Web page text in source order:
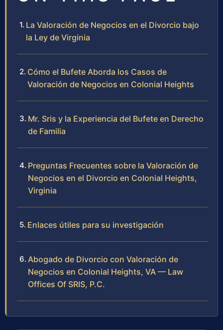
La Valoración de Negocios en el Divorcio bajo
la Ley de Virginia
Cómo el Bufete Aborda los Casos de
Valoración de Negocios en Colonial Heights
Mr. Sris y la Experiencia del Bufete en Derecho
de Familia
Preguntas Frecuentes sobre la Valoración de
Negocios en el Divorcio en Colonial Heights,
Virginia
Enlaces útiles para su investigación
Abogado de Divorcio con Valoración de
Negocios en Colonial Heights, VA — Law
Offices Of SRIS, P.C.